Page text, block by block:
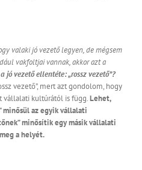
valaki jó vezető legyen, de mégsem
vakfoltjai vannak, akkor azt a
jó vezető ellentéte: „rossz vezető”?
vezető”, mert azt gondolom, hogy
vállalati kultúrától is függ.Lehet,
minősül az egyik vállalati
minősítik egy másik vállalati
a helyét.